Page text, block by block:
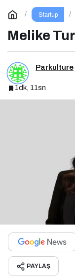
Startup
Melike
Parkulture
1dk, 11sn
PAYLAŞ